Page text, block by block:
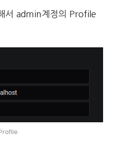
서 admin계정의 Profile